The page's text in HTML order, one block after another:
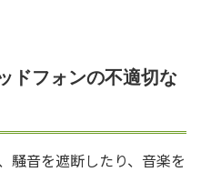
ドフォンの不適切な
騒音を遮断したり、音楽を